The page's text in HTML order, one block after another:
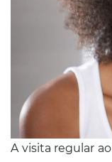
A visita regular